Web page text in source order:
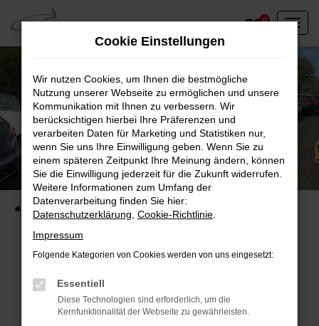
Zum
Hauptinhalt
springen
0
Unser Fahrzeugbestand vor Ort
Entdecken Sie unsere sofort verfügbaren
Fahrzeugangebote
Fehler: Network Error
Beim Laden ist ein Fehler aufgetreten.
Hier sind ein paar Tipps, die dir helfen können:
Cookie Einstellungen
Wir nutzen Cookies, um Ihnen die bestmögliche
Nutzung unserer Webseite zu ermöglichen und unsere
Kommunikation mit Ihnen zu verbessern. Wir
berücksichtigen hierbei Ihre Präferenzen und
verarbeiten Daten für Marketing und Statistiken nur,
wenn Sie uns Ihre Einwilligung geben. Wenn Sie zu
einem späteren Zeitpunkt Ihre Meinung ändern, können
Sie die Einwilligung jederzeit für die Zukunft widerrufen.
Weitere Informationen zum Umfang der
Datenverarbeitung finden Sie hier:
Datenschutzerklärung Cookie-Richtlinie
Impressum
Folgende Kategorien von Cookies werden von uns eingesetzt:
Essentiell
Diese Technologien sind erforderlich, um die
Kernfunktionalität der Webseite zu gewährleisten.